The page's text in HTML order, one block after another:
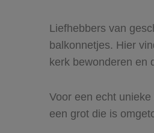
Liefhebbers van
balkonnetjes. Hier
kerk bewonderen en
Voor een echt
een grot die is